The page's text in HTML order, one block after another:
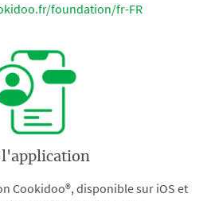
foundation/fr-FR
l'application
Cookidoo®, disponible sur iOS et